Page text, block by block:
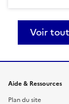
Voir
Aide & Ressources
Plan du site